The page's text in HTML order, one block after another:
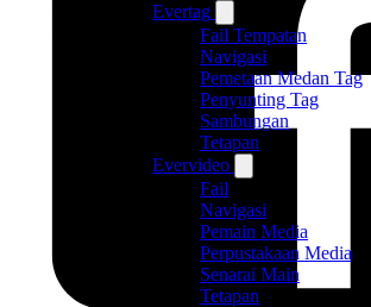
Evertag
Fail Tempatan
Navigasi
Pemetaan Medan Tag
Penyunting Tag
Sambungan
Tetapan
Evervideo
Fail
Navigasi
Pemain Media
Perpustakaan Media
Senarai Main
Tetapan